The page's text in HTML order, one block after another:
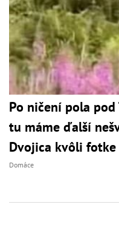
Po ničení pola
tu máme ďalší
Dvojica kvôli fotke
Domáce